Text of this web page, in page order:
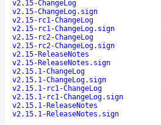
v2.15-ChangeLog
v2.15-ChangeLog.sign
v2.15-rc1-ChangeLog
v2.15-rc1-ChangeLog.sign
v2.15-rc2-ChangeLog
v2.15-rc2-ChangeLog.sign
v2.15-ReleaseNotes
v2.15-ReleaseNotes.sign
v2.15.1-ChangeLog
v2.15.1-ChangeLog.sign
v2.15.1-rc1-ChangeLog
v2.15.1-rc1-ChangeLog.sign
v2.15.1-ReleaseNotes
v2.15.1-ReleaseNotes.sign